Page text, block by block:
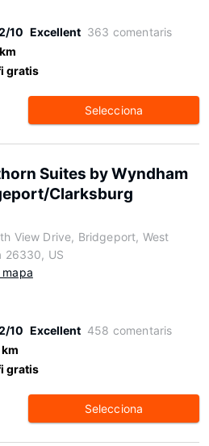
10 Excellent 363 comentaris
gratis
Selecciona
Suites by Wyndham
Clarksburg
View Drive, Bridgeport, West
26330, US
10 Excellent 458 comentaris
gratis
Selecciona